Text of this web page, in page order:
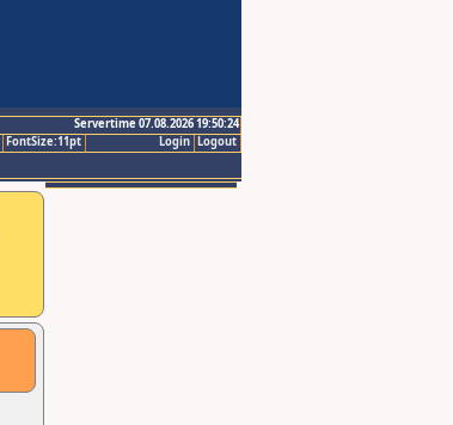
Servertime 07.08.2026 19:50:24
Logout
Login
FontSize:11pt